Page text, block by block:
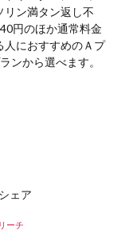
リン満タン返し不
円のほか通常料金
におすすめのＡプ
ンから選べます。
ェア
ーチ